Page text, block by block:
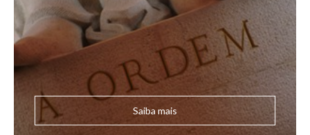
Saiba mais